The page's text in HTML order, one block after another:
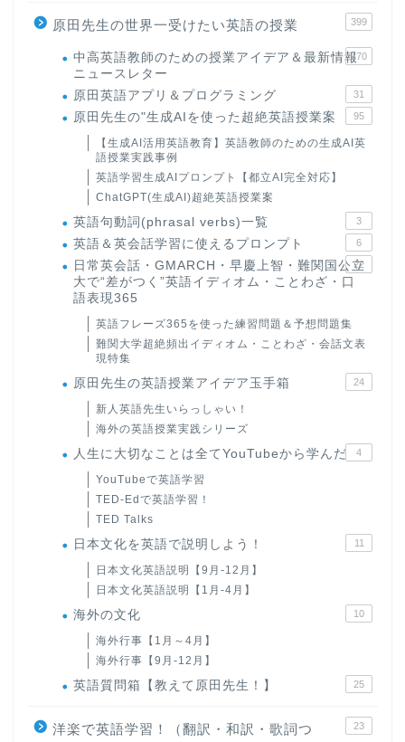
原田先生の世界一受けたい英語の授業 399
中高英語教師のための授業アイデア＆最新情報
ニュースレター
170
原田英語アプリ＆プログラミング 31
原田先生の"生成AIを使った超絶英語授業案 95
【生成AI活用英語教育】英語教師のための生成AI英
語授業実践事例
英語学習生成AIプロンプト【都立AI完全対応】
ChatGPT(生成AI)超絶英語授業案
英語句動詞(phrasal verbs)一覧 3
英語＆英会話学習に使えるプロンプト 6
日常英会話・GMARCH・早慶上智・難関国公立
大で“差がつく”英語イディオム・ことわざ・口
語表現365
22
英語フレーズ365を使った練習問題＆予想問題集
難関大学超絶頻出イディオム・ことわざ・会話文表
現特集
原田先生の英語授業アイデア玉手箱 24
新人英語先生いらっしゃい！
海外の英語授業実践シリーズ
人生に大切なことは全てYouTubeから学んだ 4
YouTubeで英語学習
TED-Edで英語学習！
TED Talks
日本文化を英語で説明しよう！ 11
日本文化英語説明【9月-12月】
日本文化英語説明【1月-4月】
海外の文化 10
海外行事【1月～4月】
海外行事【9月-12月】
英語質問箱【教えて原田先生！】 25
洋楽で英語学習！（翻訳・和訳・歌詞つ
23